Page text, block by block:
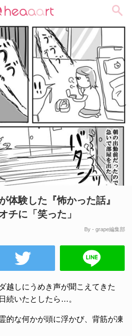
体験した『怖かった話』
チに「笑った」
By - grape編集部
越しにうめき声が聞こえてきた
続いたとしたら…。
的な何かが頭に浮かび、背筋が凍